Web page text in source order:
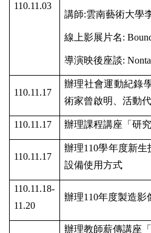
110.11.03
講師:雲南藝術大學
線上影展片名:
導演映後座談:
110.11.17
辦理社會運動紀錄
術家曾啟明、活動
110.11.17 辦理課程講座「研
110.11.17
辦理110學年度新生
設備使用方式
110.11.18-
11.20
辦理110年度製造影
辦理教師薪傳講座